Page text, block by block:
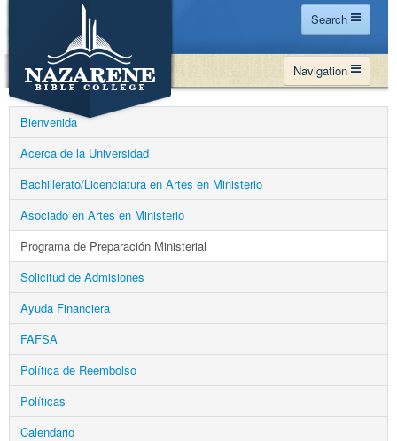
Search
Home
Site Map
Español
Navigation
WHY NBC
PROGRAMS
FINANCIAL AID
MY NBC
GIVE
Bienvenida
Acerca de la Universidad
Bachillerato/Licenciatura en Artes en Ministerio
Asociado en Artes en Ministerio
Programa de Preparación Ministerial
Solicitud de Admisiones
Ayuda Financiera
FAFSA
Política de Reembolso
Políticas
Calendario